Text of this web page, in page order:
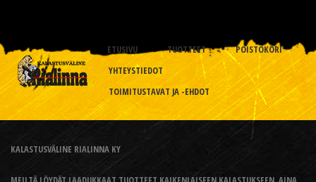
ETUSIVU TUOTTEET
POISTOKORI
YHTEYSTIEDOT
TOIMITUSTAVAT JA -EHDOT
KALASTUSVÄLINE RIALINNA KY